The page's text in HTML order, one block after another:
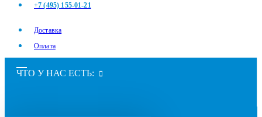
+7 (495) 155-01-21
Доставка
Оплата
ЧТО У НАС ЕСТЬ: